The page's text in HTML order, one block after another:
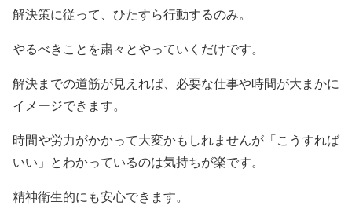
解決策に従って、ひたすら行動するのみ。
やるべきことを粛々とやっていくだけです。
解決までの道筋が見えれば、必要な仕事や時間が大まかに
イメージできます。
時間や労力がかかって大変かもしれませんが「こうすれば
いい」とわかっているのは気持ちが楽です。
精神衛生的にも安心できます。